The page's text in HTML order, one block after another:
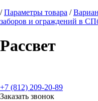
/ Параметры товара /
заборов и ограждений в
Рассвет
+7 (812) 209-20-89
Заказать звонок